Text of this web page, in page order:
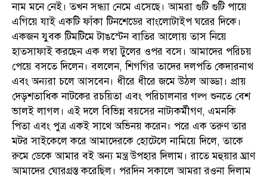
নাম মনে নেই। তখন সন্ধ্যা নেমে এসেছে। আমরা গুটি গুটি পায়ে
এগিয়ে যাই একটি ফাঁকা টিনশেডের বাংলোটাইপ ঘরের দিকে।
একজন যুবক টিমটিমে টাঙস্টেন বাতির আলোয় তাস নিয়ে
হাতসাফাই করছেন এক লম্বা টুলের ওপর বসে। আমাদের পরিচয়
পেয়ে বসতে দিলেন। বললেন, শিগগির তাদের দলপতি কেদারনাথ
এবং অন্যরা চলে আসবেন। ধীরে ধীরে জমে উঠল আড্ডা। প্রায়
দেড়শতাধিক নাটকের রচয়িতা এবং পরিচালনার গল্প শুনতে বেশ
ভালই লাগল। এই দলে বিভিন্ন বয়সের নাট্যকর্মীগণ, এমনকি
পিতা এবং পুত্র একই সাথে অভিনয় করেন। পরে এক তরুণ তার
মটর সাইকেলে করে আমাদেরকে হোটেলে নামিয়ে দিলে, তাকে
রুমে ডেকে আমার বই অন্য মন্ত্র উপহার দিলাম। রাতে মহুয়ার ঘ্রাণ
আমাদের ঘোরগ্রস্ত করেছিল। পরদিন সকালে আমরা রওনা দিলাম